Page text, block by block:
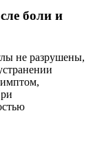
боли и
не разрушены,